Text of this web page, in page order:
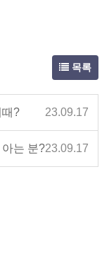
목록
때? 23.09.17
는 분?23.09.17